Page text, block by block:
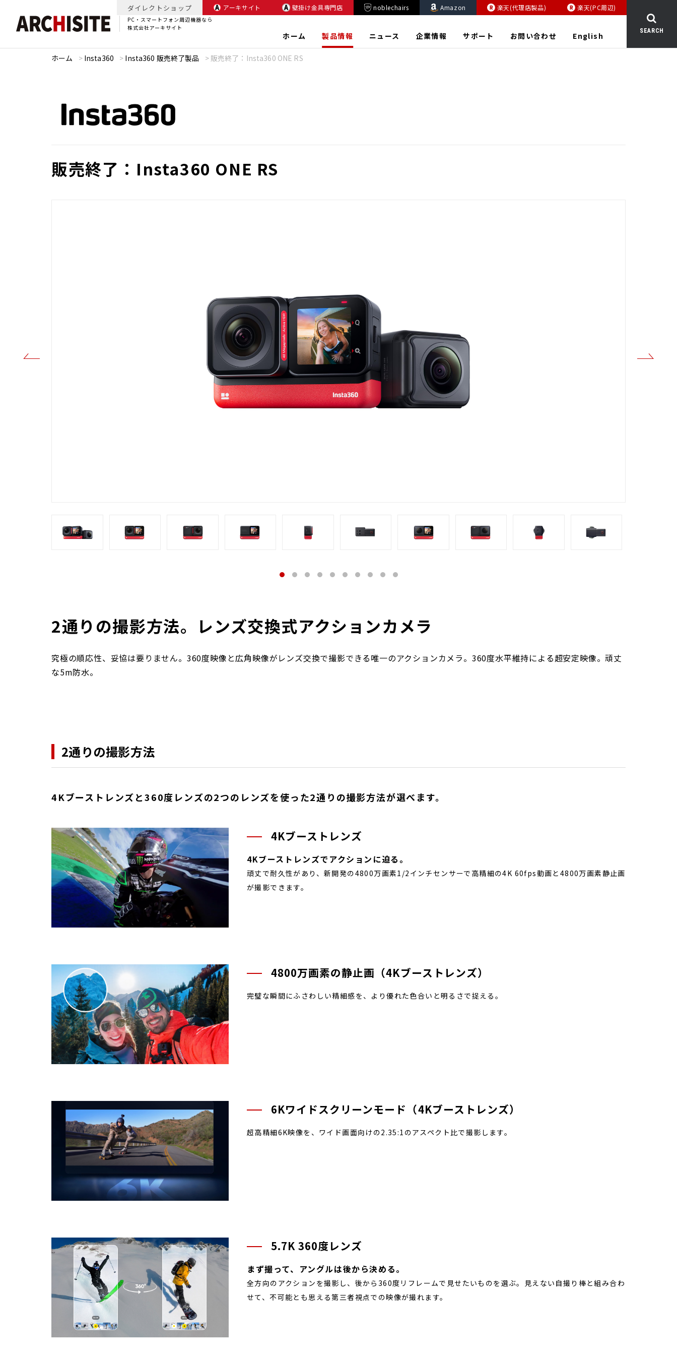
PC・スマートフォン周辺機器なら
株式会社アーキサイト
ダイレクトショップ アーキサイト 壁掛け金具専門店 noblechairs Amazon 楽天(代理店製品) 楽天(PC周辺)
ホーム 製品情報 ニュース 企業情報 サポート お問い合わせ English SEARCH
ホーム > Insta360 > Insta360 販売終了製品 > 販売終了：Insta360 ONE RS
販売終了：Insta360 ONE RS
2通りの撮影方法。レンズ交換式アクションカメラ
究極の順応性、妥協は要りません。360度映像と広角映像がレンズ交換で撮影できる唯一のアクションカメラ。360度水平維持による超安定映像。頑丈
な5m防水。
2通りの撮影方法
4Kブーストレンズと360度レンズの2つのレンズを使った2通りの撮影方法が選べます。
4Kブーストレンズ
4Kブーストレンズでアクションに迫る。
頑丈で耐久性があり、新開発の4800万画素1/2インチセンサーで高精細の4K 60fps動画と4800万画素静止画
が撮影できます。
4800万画素の静止画（4Kブーストレンズ）
完璧な瞬間にふさわしい精細感を、より優れた色合いと明るさで捉える。
6Kワイドスクリーンモード（4Kブーストレンズ）
超高精細6K映像を、ワイド画面向けの2.35:1のアスペクト比で撮影します。
5.7K 360度レンズ
まず撮って、アングルは後から決める。
全方向のアクションを撮影し、後から360度リフレームで見せたいものを選ぶ。見えない自撮り棒と組み合わ
せて、不可能とも思える第三者視点での映像が撮れます。